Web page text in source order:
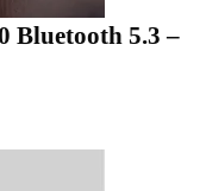
Bluetooth 5.3 –